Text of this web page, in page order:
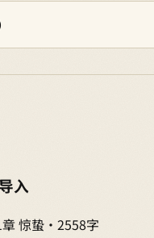
入
惊蛰 · 2558字